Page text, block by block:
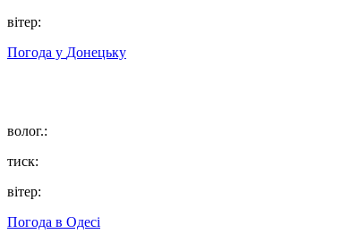
вітер:
Погода у Донецьку
волог.:
тиск:
вітер:
Погода в Одесі